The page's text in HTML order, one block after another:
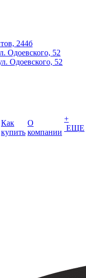
244б
Одоевского, 52
Одоевского, 52
Как
купить
О
компании
+
ЕЩЕ